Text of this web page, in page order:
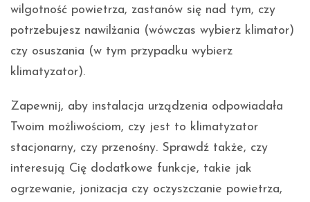
wilgotność powietrza, zastanów się nad tym, czy
potrzebujesz nawilżania (wówczas wybierz klimator)
czy osuszania (w tym przypadku wybierz
klimatyzator).
Zapewnij, aby instalacja urządzenia odpowiadała
Twoim możliwościom, czy jest to klimatyzator
stacjonarny, czy przenośny. Sprawdź także, czy
interesują Cię dodatkowe funkcje, takie jak
ogrzewanie, jonizacja czy oczyszczanie powietrza,